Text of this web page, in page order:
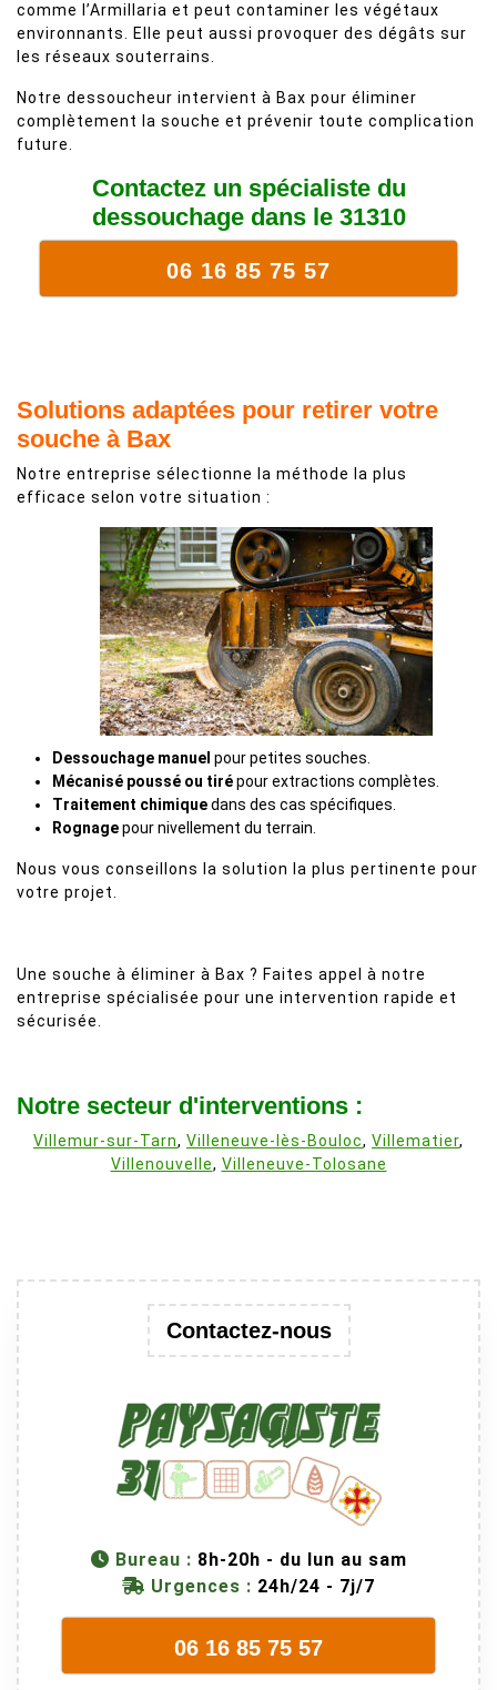
comme l’Armillaria et peut contaminer les végétaux
environnants. Elle peut aussi provoquer des dégâts sur
les réseaux souterrains.
Notre dessoucheur intervient à Bax pour éliminer
complètement la souche et prévenir toute complication
future.
Contactez un spécialiste du
dessouchage dans le 31310
06 16 85 75 57
Solutions adaptées pour retirer votre
souche à Bax
Notre entreprise sélectionne la méthode la plus
efficace selon votre situation :
Dessouchage manuel pour petites souches.
Mécanisé poussé ou tirépour extractions complètes.
Traitement chimiquedans des cas spécifiques.
Rognagepour nivellement du terrain.
Nous vous conseillons la solution la plus pertinente pour
votre projet.
Une souche à éliminer à Bax ? Faites appel à notre
entreprise spécialisée pour une intervention rapide et
sécurisée.
Notre secteur d'interventions :
Villemur-sur-Tarn, Villeneuve-lès-Bouloc, Villematier,
Villenouvelle, Villeneuve-Tolosane
Contactez-nous
Bureau : 8h-20h - du lun au sam
Urgences : 24h/24 - 7j/7
06 16 85 75 57